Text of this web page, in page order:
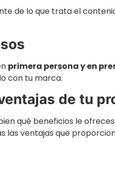
de lo que trata el
primera persona y en
con tu marca.
de tu
qué beneficios le
las ventajas que